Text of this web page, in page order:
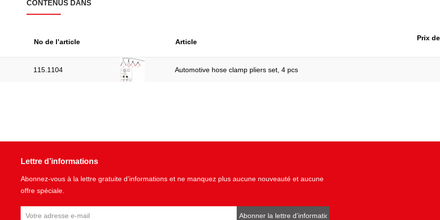
CONTENUS DANS
No de l’article Article Prix
115.1104 Automotive hose clamp pliers set, 4 pcs
Lettre d’informations
Abonnez-vous à la lettre gratuite d’informations et ne manquez plus aucune nouveauté et aucune
offre spéciale.
Abonner la lettre d’informations